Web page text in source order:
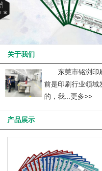
关于我们
东莞市铭浏印刷
前是印刷行业领域
的，我...更多>>
产品展示